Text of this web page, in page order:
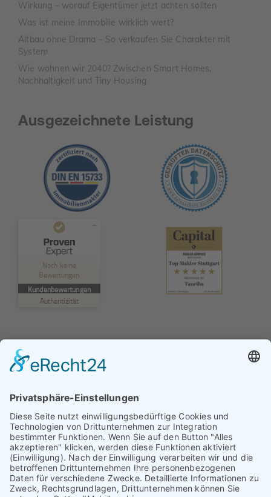
Wirkung – worauf Eigentümer jetzt achten sollten
Was ist meine Immobilie wirklich wert?
Altbau ohne Drama – So verkaufen Sie Charakter mit
System
Wie wohnen wir 2040? Zwischen Smart Homes,
Nachhaltigkeit und Tiny Housing
Ausgezeichnete Leistung
Noch keine
Bewertungen
Kundenbewertungen
Authentizität
Kundenbewertungen und Erfahrungen zu
MANGELHAFT
kontakt@tauriba.de
Haftungsauschluss: Alle auf diesen Seiten veröffentlichten
Informationen wurden nach bestem Wissen und
Gewissen erstellt. Alle Kundenmeinungen beruhen auf